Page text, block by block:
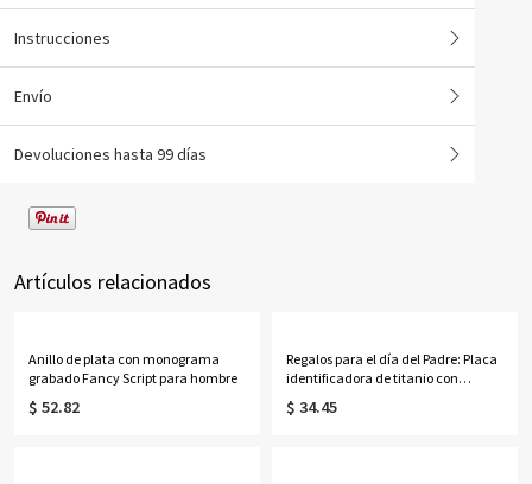
Instrucciones
Envío
Devoluciones hasta 99 días
Artículos relacionados
Anillo de plata con monograma
grabado Fancy Script para hombre
$ 52.82
Regalos para el día del Padre: Placa
identificadora de titanio con
nombre personalizable grabado
$ 34.45